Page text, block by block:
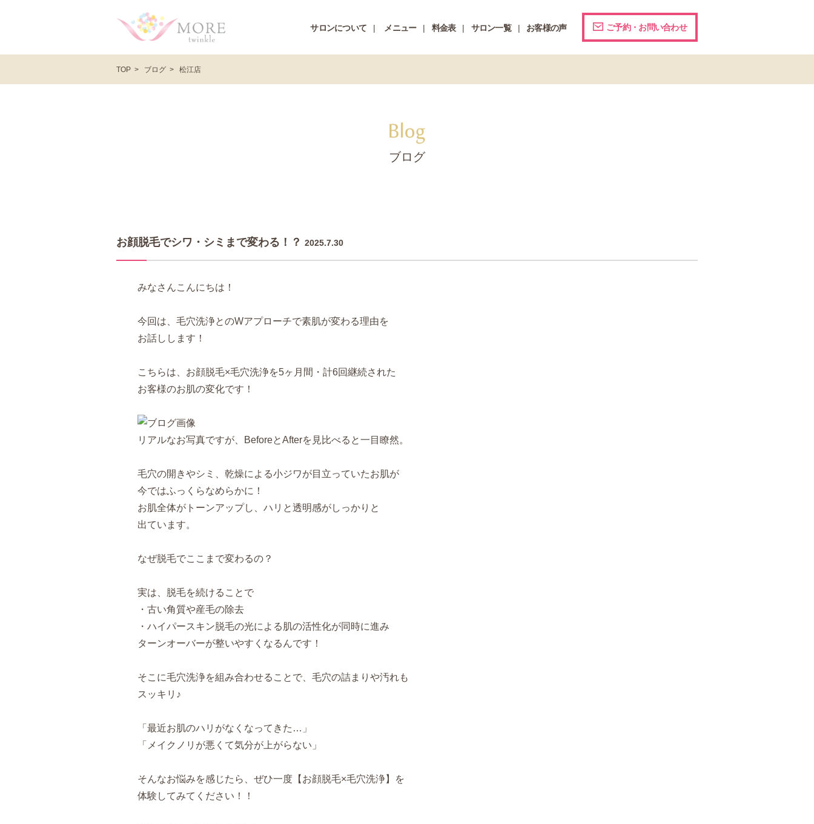
サロンについて メニュー 料金表 サロン一覧 お客様の声 ご予約・お問い合わせ
TOP ブログ 松江店
ブログ
お顔脱毛でシワ・シミまで変わる！？ 2025.7.30
みなさんこんにちは！
今回は、毛穴洗浄とのWアプローチで素肌が変わる理由を
お話しします！
こちらは、お顔脱毛×毛穴洗浄を5ヶ月間・計6回継続された
お客様のお肌の変化です！
リアルなお写真ですが、BeforeとAfterを見比べると一目瞭然。
毛穴の開きやシミ、乾燥による小ジワが目立っていたお肌が
今ではふっくらなめらかに！
お肌全体がトーンアップし、ハリと透明感がしっかりと
出ています。
なぜ脱毛でここまで変わるの？
実は、脱毛を続けることで
・古い角質や産毛の除去
・ハイパースキン脱毛の光による肌の活性化が同時に進み
ターンオーバーが整いやすくなるんです！
そこに毛穴洗浄を組み合わせることで、毛穴の詰まりや汚れも
スッキリ♪
「最近お肌のハリがなくなってきた…」
「メイクノリが悪くて気分が上がらない」
そんなお悩みを感じたら、ぜひ一度【お顔脱毛×毛穴洗浄】を
体験してみてください！！